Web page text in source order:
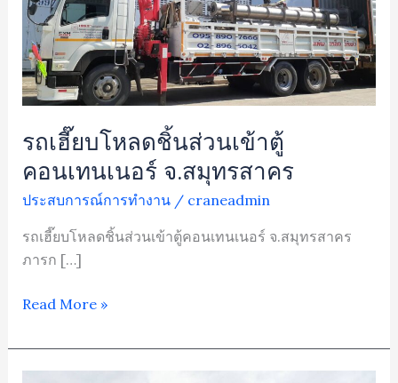
รถเฮี๊ยบโหลดชิ้นส่วนเข้าตู้
คอนเทนเนอร์ จ.สมุทรสาคร
ประสบการณ์การทำงาน/ craneadmin
รถเฮี๊ยบโหลดชิ้นส่วนเข้าตู้คอนเทนเนอร์ จ.สมุทรสาคร
ภารก […]
ส่วน
เข้า
ตู้
คอนเทนเนอร์
จ.สมุทรสาคร
Read More »